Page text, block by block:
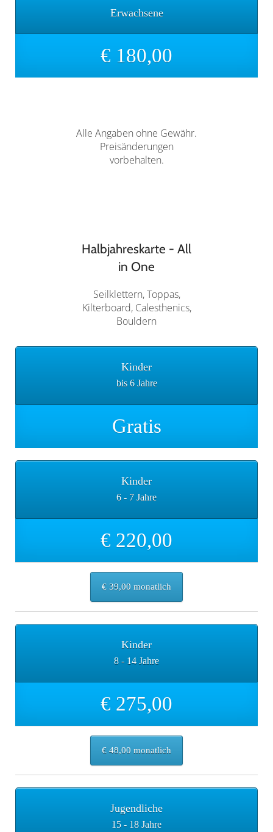
Erwachsene
€ 180,00
Alle Angaben ohne Gewähr.
Preisänderungen
vorbehalten.
Halbjahreskarte - All
in One
Seilklettern, Toppas,
Kilterboard, Calesthenics,
Bouldern
Kinder
bis 6 Jahre
Gratis
Kinder
6 - 7 Jahre
€ 220,00
€ 39,00 monatlich
Kinder
8 - 14 Jahre
€ 275,00
€ 48,00 monatlich
Jugendliche
15 - 18 Jahre